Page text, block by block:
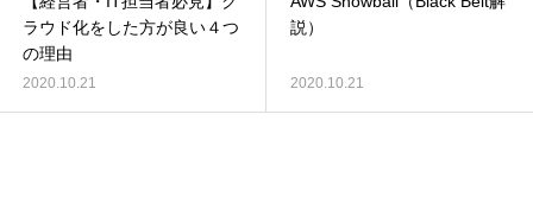
ラウド化をした方が良い４つ
の理由
2020.10.21
説）
2020.10.21